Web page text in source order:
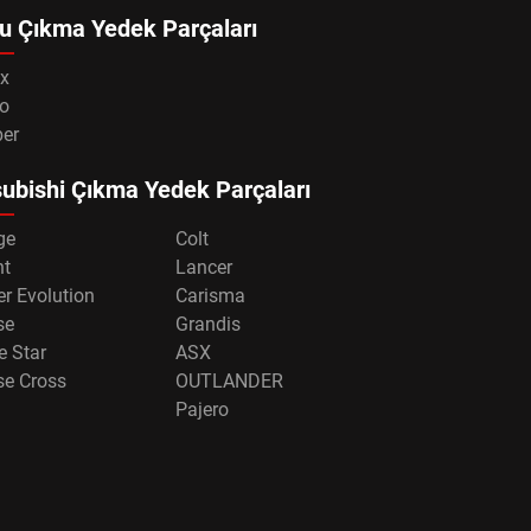
Çıkma Yedek Parçaları
Çıkma Yedek Parçaları
Colt
Lancer
Evolution
Carisma
Grandis
Star
ASX
Cross
OUTLANDER
Pajero